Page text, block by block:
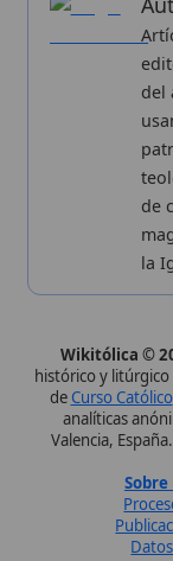
la
Wikitólica ©
histórico y litúrgico
Curso Católico
analíticas
Valencia, España.
Sobre
Proceso
Política de